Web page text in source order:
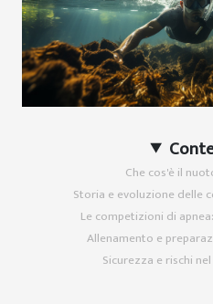
Che cos'è il
Storia e evoluzione delle
Le competizioni di
Allenamento e
Sicurezza e rischi